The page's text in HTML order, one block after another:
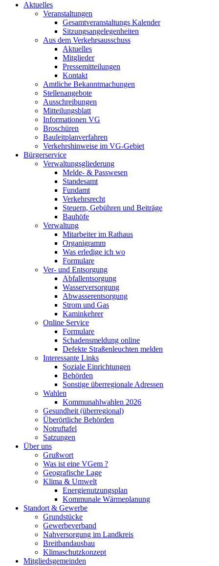
Aktuelles
Veranstaltungen
Gesamtveranstaltungs Kalender
Sitzungsangelegenheiten
Aus dem Verkehrsausschuss
Aktuelles
Mitglieder
Pressemitteilungen
Kontakt
Amtliche Bekanntmachungen
Stellenangebote
Ausschreibungen
Mitteilungsblatt
Informationen VG
Broschüren
Bauleitplanverfahren
Verkehrshinweise im VG-Gebiet
Bürgerservice
Verwaltungsgliederung
Melde- & Passwesen
Standesamt
Fundamt
Verkehrsrecht
Steuern, Gebühren und Beiträge
Bauhöfe
Verwaltung
Mitarbeiter im Rathaus
Organigramm
Was erledige ich wo
Formulare
Ver- und Entsorgung
Abfallentsorgung
Wasserversorgung
Abwasserentsorgung
Strom und Gas
Kaminkehrer
Online Service
Formulare
Schadensmeldung online
Defekte Straßenleuchten melden
Interessante Links
Soziale Einrichtungen
Behörden
Sonstige überregionale Adressen
Wahlen
Kommunahlwahlen 2026
Gesundheit (überregional)
Überörtliche Behörden
Notruftafel
Satzungen
Über uns
Grußwort
Was ist eine VGem ?
Geografische Lage
Klima & Umwelt
Energienutzungsplan
Kommunale Wärmeplanung
Standort & Gewerbe
Grundstücke
Gewerbeverband
Nahversorgung im Landkreis
Breitbandausbau
Klimaschutzkonzept
Mitgliedsgemeinden